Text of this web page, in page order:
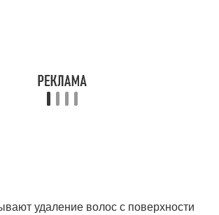
удаление волос с поверхности